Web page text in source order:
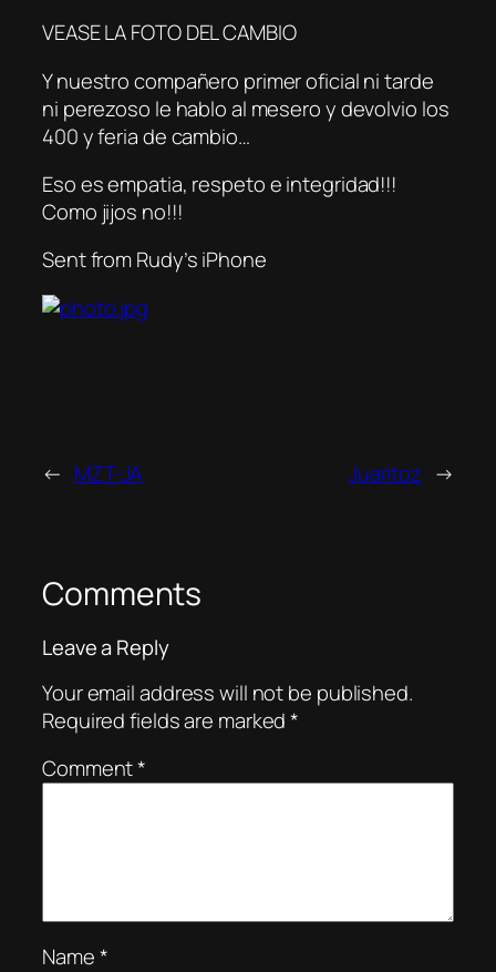
VEASE LA FOTO DEL CAMBIO
Y nuestro compañero primer oficial ni tarde
ni perezoso le hablo al mesero y devolvio los
400 y feria de cambio…
Eso es empatia, respeto e integridad!!!
Como jijos no!!!
Sent from Rudy’s iPhone
← MZT-JA Juaritoz →
Comments
Leave a Reply
Your email address will not be published.
Required fields are marked*
Comment*
Name*